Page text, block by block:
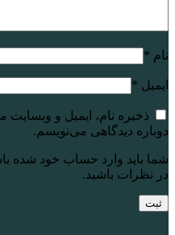
نام *
ایمیل *
ذخیره نام، ایمیل و
دوباره دیدگاهی می‌نویسم.
شما باید وارد حساب خود شده
در نظرات باشید.